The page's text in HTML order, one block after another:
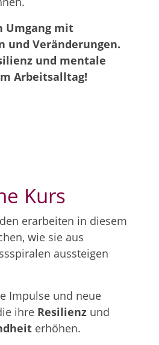
Umgang mit
und Veränderungen.
und mentale
Arbeitsalltag!
Kurs
erarbeiten in diesem
wie sie aus
aussteigen
Impulse und neue
ihre Resilienz und
erhöhen.